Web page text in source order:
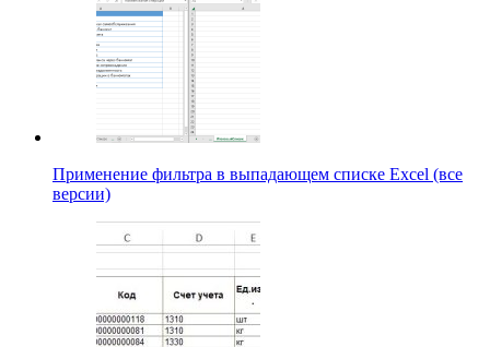
Применение фильтра в выпадающем списке Excel (все
версии)